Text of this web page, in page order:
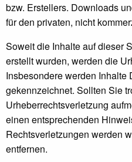
bzw. Erstellers. Downloads
für den privaten, nicht
Soweit die Inhalte auf dieser
erstellt wurden, werden die
Insbesondere werden Inhalte
gekennzeichnet. Sollten Sie
Urheberrechtsverletzung
einen entsprechenden
Rechtsverletzungen werden
entfernen.